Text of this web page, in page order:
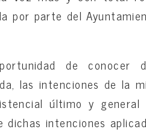
por parte del
de
las intenciones de la
último y general
intenciones